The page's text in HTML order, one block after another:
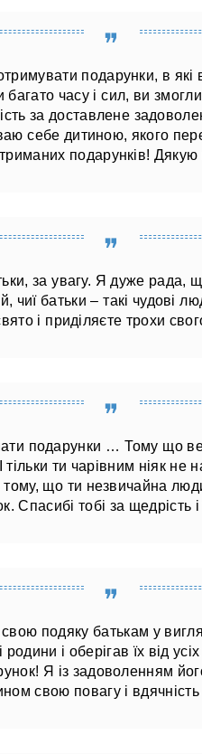
подарунки, в які
часу і сил, ви
за доставлене
себе дитиною, якого
подарунків!
за увагу. Я дуже рада,
чиї батьки – такі чудові
і приділяєте трохи
подарунки … Тому що
тільки ти чарівним ніяк не
що ти незвичайна
Спасибі тобі за щедрість і
подяку батькам у
і оберігав їх від
Я із задоволенням
свою повагу і